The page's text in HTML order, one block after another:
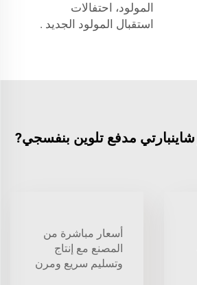
المولود، احتفالات
استقبال المولود الجديد .
أسعار مباشرة من
المصنع مع إنتاج
وتسليم سريع ومرن